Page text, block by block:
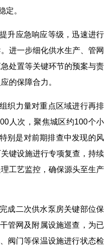
定。
升应急响应等级，迅速进行
进一步细化供水生产、管网
处置等关键环节的预案与责
的保障合力。
织力量对重点区域进行再排
人次，聚焦城区约100个小
别是对前期排查中发现的风
键设施进行专项复查，持续
工艺监控，确保源头至生产
成二次供水泵房关键部位保
管网及附属设施巡查，为已
阀门等保温设施进行状态检